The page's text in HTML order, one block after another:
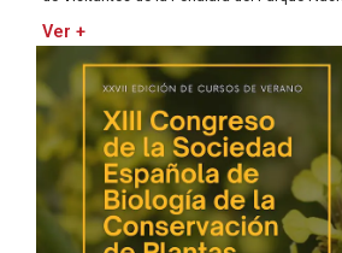
Ver +